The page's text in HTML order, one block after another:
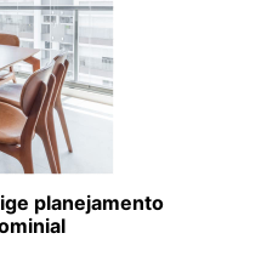
planejamento